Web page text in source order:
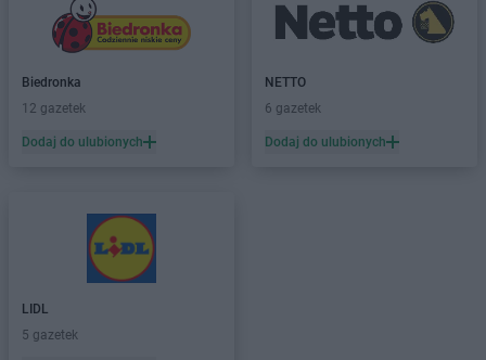
Biedronka
12 gazetek
Dodaj do ulubionych
NETTO
6 gazetek
Dodaj do ulubionych
LIDL
5 gazetek